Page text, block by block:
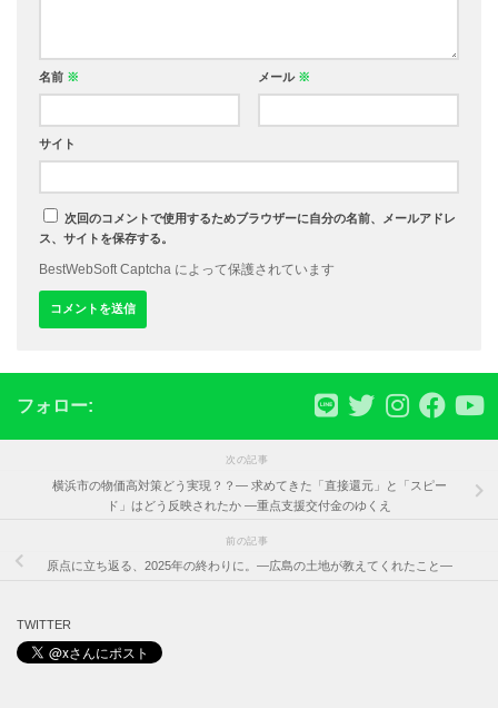
名前 ※ メール ※
サイト
次回のコメントで使用するためブラウザーに自分の名前、メールアドレ
ス、サイトを保存する。
BestWebSoft Captcha によって保護されています
フォロー:
次の記事
横浜市の物価高対策どう実現？？― 求めてきた「直接還元」と「スピー
ド」はどう反映されたか ―重点支援交付金のゆくえ
前の記事
原点に立ち返る、2025年の終わりに。—広島の土地が教えてくれたこと—
TWITTER